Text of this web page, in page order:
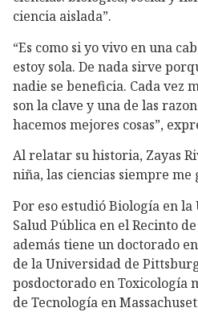
ciencia aislada”.
“Es como si yo vivo en una
estoy sola. De nada sirve
nadie se beneficia. Cada vez
son la clave y una de las
hacemos mejores cosas”,
Al relatar su historia, Zayas
niña, las ciencias siempre me
Por eso estudió Biología en la
Salud Pública en el Recinto
además tiene un doctorado
de la Universidad de
posdoctorado en Toxicología
de Tecnología en